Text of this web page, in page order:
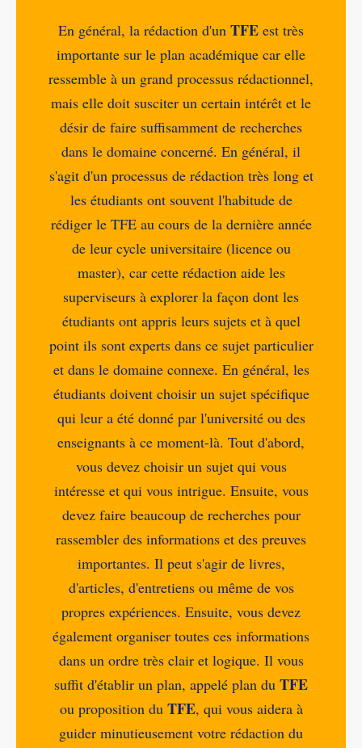
En général, la rédaction d'un TFE est très
importante sur le plan académique car elle
ressemble à un grand processus rédactionnel,
mais elle doit susciter un certain intérêt et le
désir de faire suffisamment de recherches
dans le domaine concerné. En général, il
s'agit d'un processus de rédaction très long et
les étudiants ont souvent l'habitude de
rédiger le TFE au cours de la dernière année
de leur cycle universitaire (licence ou
master), car cette rédaction aide les
superviseurs à explorer la façon dont les
étudiants ont appris leurs sujets et à quel
point ils sont experts dans ce sujet particulier
et dans le domaine connexe. En général, les
étudiants doivent choisir un sujet spécifique
qui leur a été donné par l'université ou des
enseignants à ce moment-là. Tout d'abord,
vous devez choisir un sujet qui vous
intéresse et qui vous intrigue. Ensuite, vous
devez faire beaucoup de recherches pour
rassembler des informations et des preuves
importantes. Il peut s'agir de livres,
d'articles, d'entretiens ou même de vos
propres expériences. Ensuite, vous devez
également organiser toutes ces informations
dans un ordre très clair et logique. Il vous
suffit d'établir un plan, appelé plan du TFE
ou proposition du TFE, qui vous aidera à
guider minutieusement votre rédaction du